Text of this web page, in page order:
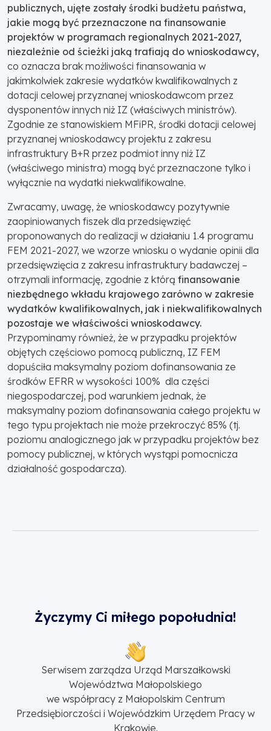
publicznych, ujęte zostały środki budżetu państwa,
jakie mogą być przeznaczone na finansowanie
projektów w programach regionalnych 2021-2027,
niezależnie od ścieżki jaką trafiają do wnioskodawcy,
co oznacza brak możliwości finansowania w
jakimkolwiek zakresie wydatków kwalifikowalnych z
dotacji celowej przyznanej wnioskodawcom przez
dysponentów innych niż IZ (właściwych ministrów).
Zgodnie ze stanowiskiem MFiPR, środki dotacji celowej
przyznanej wnioskodawcy projektu z zakresu
infrastruktury B+R przez podmiot inny niż IZ
(właściwego ministra) mogą być przeznaczone tylko i
wyłącznie na wydatki niekwalifikowalne.
Zwracamy, uwagę, że wnioskodawcy pozytywnie
zaopiniowanych fiszek dla przedsięwzięć
proponowanych do realizacji w działaniu 1.4 programu
FEM 2021-2027, we wzorze wniosku o wydanie opinii dla
przedsięwzięcia z zakresu infrastruktury badawczej –
otrzymali informację, zgodnie z którą finansowanie
niezbędnego wkładu krajowego zarówno w zakresie
wydatków kwalifikowalnych, jak i niekwalifikowalnych
pozostaje we właściwości wnioskodawcy.
Przypominamy również, że w przypadku projektów
objętych częściowo pomocą publiczną, IZ FEM
dopuściła maksymalny poziom dofinansowania ze
środków EFRR w wysokości 100% dla części
niegospodarczej, pod warunkiem jednak, że
maksymalny poziom dofinansowania całego projektu w
tego typu projektach nie może przekroczyć 85% (tj.
poziomu analogicznego jak w przypadku projektów bez
pomocy publicznej, w których wystąpi pomocnicza
działalność gospodarcza).
Życzymy Ci miłego popołudnia!
Serwisem zarządza Urząd Marszałkowski
Województwa Małopolskiego
we współpracy z Małopolskim Centrum
Przedsiębiorczości i Wojewódzkim Urzędem Pracy w
Krakowie.